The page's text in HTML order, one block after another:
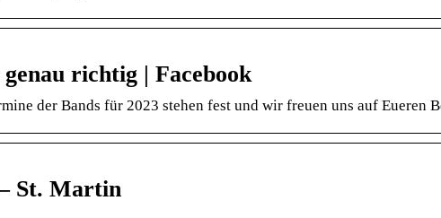
richtig | Facebook
der Bands für 2023 stehen fest und wir freuen uns auf Eueren
St. Martin